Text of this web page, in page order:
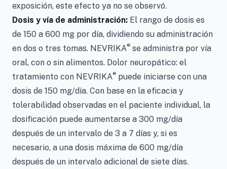
exposición, este efecto ya no se observó.
Dosis y vía de administración: El rango de dosis es
de 150 a 600 mg por día, dividiendo su administración
en dos o tres tomas. NEVRIKA® se administra por vía
oral, con o sin alimentos. Dolor neuropático: el
tratamiento con NEVRIKA® puede iniciarse con una
dosis de 150 mg/día. Con base en la eficacia y
tolerabilidad observadas en el paciente individual, la
dosificación puede aumentarse a 300 mg/día
después de un intervalo de 3 a 7 días y, si es
necesario, a una dosis máxima de 600 mg/día
después de un intervalo adicional de siete días.